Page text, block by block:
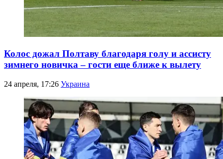
Колос дожал Полтаву благодаря голу и ассисту
зимнего новичка – гости еще ближе к вылету
24 апреля, 17:26 Украина